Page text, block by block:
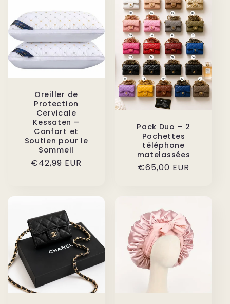
Oreiller de
Protection
Cervicale
Kessaten –
Confort et
Soutien pour le
Sommeil
Prix
€42,99 EUR
Pack Duo – 2
Pochettes
téléphone
matelassées
Prix
€65,00 EUR